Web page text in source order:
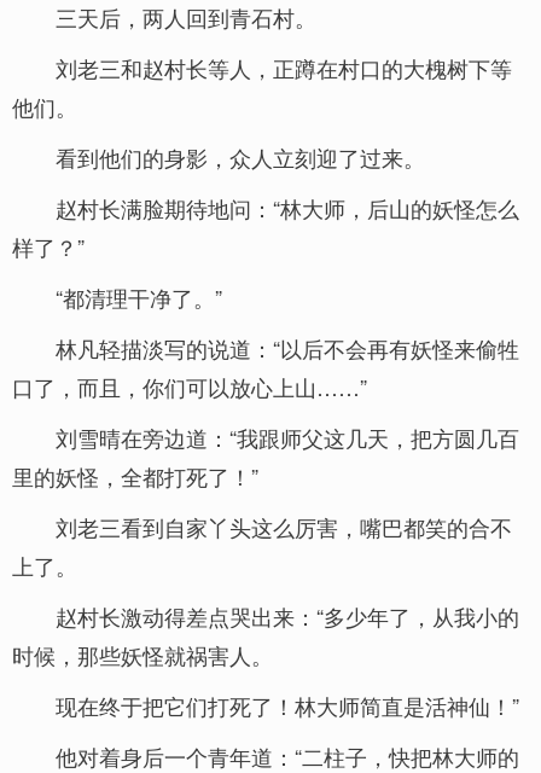
三天后，两人回到青石村。
刘老三和赵村长等人，正蹲在村口的大槐树下等
他们。
看到他们的身影，众人立刻迎了过来。
赵村长满脸期待地问：“林大师，后山的妖怪怎么
样了？”
“都清理干净了。”
林凡轻描淡写的说道：“以后不会再有妖怪来偷牲
口了，而且，你们可以放心上山……”
刘雪晴在旁边道：“我跟师父这几天，把方圆几百
里的妖怪，全都打死了！”
刘老三看到自家丫头这么厉害，嘴巴都笑的合不
上了。
赵村长激动得差点哭出来：“多少年了，从我小的
时候，那些妖怪就祸害人。
现在终于把它们打死了！林大师简直是活神仙！”
他对着身后一个青年道：“二柱子，快把林大师的